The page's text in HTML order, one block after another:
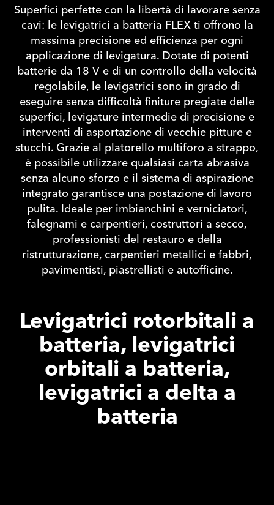
Superfici perfette con la libertà di lavorare senza
cavi: le levigatrici a batteria FLEX ti offrono la
massima precisione ed efficienza per ogni
applicazione di levigatura. Dotate di potenti
batterie da 18 V e di un controllo della velocità
regolabile, le levigatrici sono in grado di
eseguire senza difficoltà finiture pregiate delle
superfici, levigature intermedie di precisione e
interventi di asportazione di vecchie pitture e
stucchi. Grazie al platorello multiforo a strappo,
è possibile utilizzare qualsiasi carta abrasiva
senza alcuno sforzo e il sistema di aspirazione
integrato garantisce una postazione di lavoro
pulita. Ideale per imbianchini e verniciatori,
falegnami e carpentieri, costruttori a secco,
professionisti del restauro e della
ristrutturazione, carpentieri metallici e fabbri,
pavimentisti, piastrellisti e autofficine.
Levigatrici rotorbitali a
batteria, levigatrici
orbitali a batteria,
levigatrici a delta a
batteria